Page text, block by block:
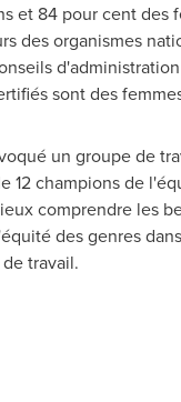
et 84 pour cent des
des organismes
sont des
un groupe de
12 champions de
comprendre les
des genres
travail.